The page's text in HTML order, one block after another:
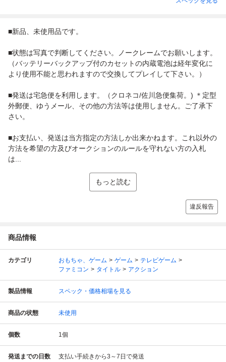
■新品、未使用品です。
■状態は写真で判断してください。ノークレームでお願いします。
（バッテリーバックアップ付のカセットの内蔵電池は経年変化に
より使用不能と思われますので交換してプレイして下さい。）
■発送は宅急便を利用します。（クロネコ/佐川急便集荷。) ＊定型
外郵便、ゆうメール、その他の方法等は使用しません。ご了承下
さい。
■お支払い、発送は当方指定の方法しか出来かねます。これ以外の
方法を希望の方及びオークションのルールを守れない方の入札
は...
もっと読む
違反報告
商品情報
カテゴリ おもちゃ、ゲーム ゲーム
テレビゲーム
ファミコン
タイトル アクション
製品情報 スペック・価格相場を見る
商品の状態 未使用
個数 1個
発送までの日数 支払い手続きから3～7日で発送